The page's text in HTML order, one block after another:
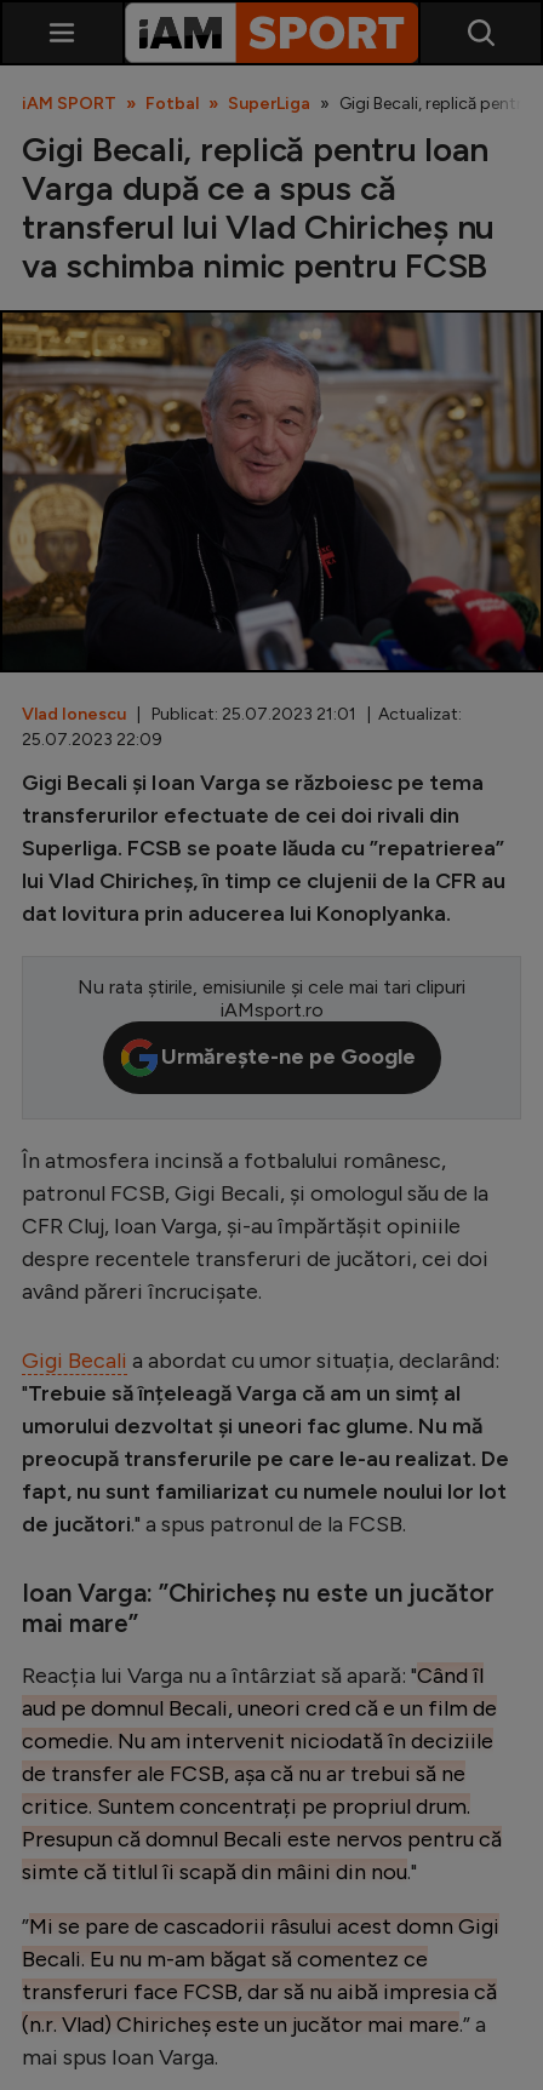
SuperLiga
Liga 2
Cupa României
Echipa Națională
Fotbal feminin
Special
Diverse
Inedit
Clasamente
Champions League
Europa League
CM 2026
Premier League
LaLiga
Bundesliga
Ligue 1
Campionate
Starurile fotbalului
Stranieri
Clasamente
Handbal
Formula 1
Gimnastică
Auto
Rugby
Ciclism
Alte sporturi
JO 2024
JO 2026
iAM SPORT Fotbal SuperLiga Gigi Becali, replică pentru
Gigi Becali, replică pentru Ioan
Varga după ce a spus că
transferul lui Vlad Chiricheș nu
va schimba nimic pentru FCSB
Vlad Ionescu | Publicat: 25.07.2023 21:01 | Actualizat:
25.07.2023 22:09
Gigi Becali și Ioan Varga se războiesc pe tema
transferurilor efectuate de cei doi rivali din
Superliga. FCSB se poate lăuda cu ”repatrierea”
lui Vlad Chiricheș, în timp ce clujenii de la CFR au
dat lovitura prin aducerea lui Konoplyanka.
Nu rata știrile, emisiunile și cele mai tari clipuri
iAMsport.ro
Urmărește-ne pe Google
În atmosfera incinsă a fotbalului românesc,
patronul FCSB, Gigi Becali, și omologul său de la
CFR Cluj, Ioan Varga, și-au împărtășit opiniile
despre recentele transferuri de jucători, cei doi
având păreri încrucișate.
Gigi Becali a abordat cu umor situația, declarând:
"Trebuie să înțeleagă Varga că am un simț al
umorului dezvoltat și uneori fac glume. Nu mă
preocupă transferurile pe care le-au realizat. De
fapt, nu sunt familiarizat cu numele noului lor lot
de jucători." a spus patronul de la FCSB.
Ioan Varga: ”Chiricheș nu este un jucător
mai mare”
Reacția lui Varga nu a întârziat să apară: "Când îl
aud pe domnul Becali, uneori cred că e un film de
comedie. Nu am intervenit niciodată în deciziile
de transfer ale FCSB, așa că nu ar trebui să ne
critice. Suntem concentrați pe propriul drum.
Presupun că domnul Becali este nervos pentru că
simte că titlul îi scapă din mâini din nou."
”Mi se pare de cascadorii râsului acest domn Gigi
Becali. Eu nu m-am băgat să comentez ce
transferuri face FCSB, dar să nu aibă impresia că
(n.r. Vlad) Chiricheș este un jucător mai mare.” a
mai spus Ioan Varga.